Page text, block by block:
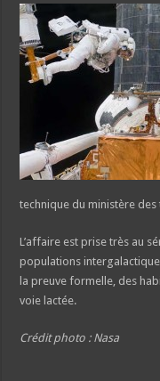
technique du ministère
L’affaire est prise très au
populations
la preuve formelle, des
voie lactée.
Crédit photo : Nasa